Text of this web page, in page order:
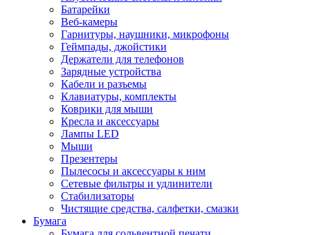
Батарейки
Веб-камеры
Гарнитуры, наушники, микрофоны
Геймпады, джойстики
Держатели для телефонов
Зарядные устройства
Кабели и разъемы
Клавиатуры, комплекты
Коврики для мыши
Кресла и аксессуары
Лампы LED
Мыши
Презентеры
Пылесосы и аксессуары к ним
Сетевые фильтры и удлинители
Стабилизаторы
Чистящие средства, салфетки, смазки
Бумага